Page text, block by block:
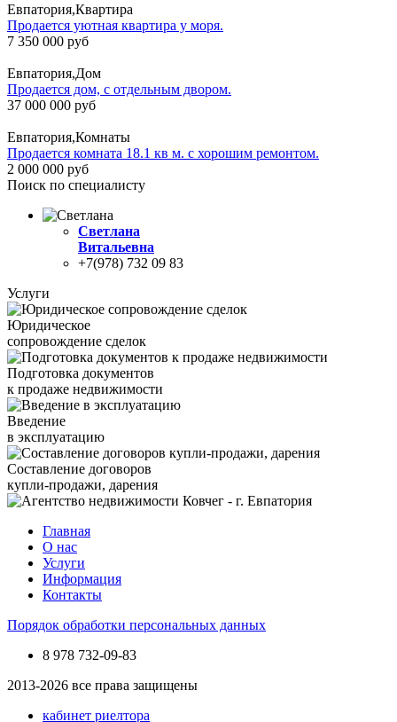
Евпатория,Квартира
Продается уютная квартира у моря.
7 350 000 руб
Евпатория,Дом
Продается дом, с отдельным двором.
37 000 000 руб
Евпатория,Комнаты
Продается комната 18.1 кв м. с хорошим ремонтом.
2 000 000 руб
Поиск по специалисту
Светлана
Витальевна
+7(978) 732 09 83
Услуги
Юридическое
сопровождение сделок
Подготовка документов
к продаже недвижимости
Введение
в эксплуатацию
Составление договоров
купли-продажи, дарения
Главная
О нас
Услуги
Информация
Контакты
Порядок обработки персональных данных
8 978 732-09-83
2013-2026 все права защищены
кабинет риелтора